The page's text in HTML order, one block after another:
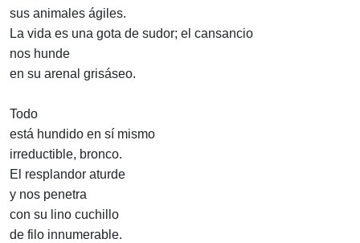
sus animales ágiles.
La vida es una gota de sudor; el cansancio
nos hunde
en su arenal grisáseo.
Todo
está hundido en sí mismo
irreductible, bronco.
El resplandor aturde
y nos penetra
con su lino cuchillo
de filo innumerable.